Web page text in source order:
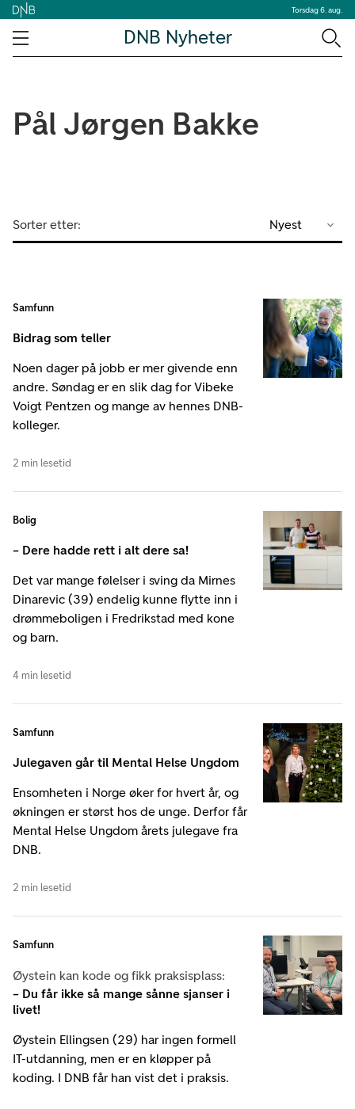
Torsdag 6. aug.
DNB Nyheter
Pål Jørgen Bakke
Sorter etter: Nyest
Samfunn
Bidrag som teller
Noen dager på jobb er mer givende enn
andre. Søndag er en slik dag for Vibeke
Voigt Pentzen og mange av hennes DNB-
kolleger.
2 min lesetid
Bolig
– Dere hadde rett i alt dere sa!
Det var mange følelser i sving da Mirnes
Dinarevic (39) endelig kunne flytte inn i
drømmeboligen i Fredrikstad med kone
og barn.
4 min lesetid
Samfunn
Julegaven går til Mental Helse Ungdom
Ensomheten i Norge øker for hvert år, og
økningen er størst hos de unge. Derfor får
Mental Helse Ungdom årets julegave fra
DNB.
2 min lesetid
Samfunn
Øystein kan kode og fikk praksisplass:
– Du får ikke så mange sånne sjanser i
livet!
Øystein Ellingsen (29) har ingen formell
IT-utdanning, men er en kløpper på
koding. I DNB får han vist det i praksis.